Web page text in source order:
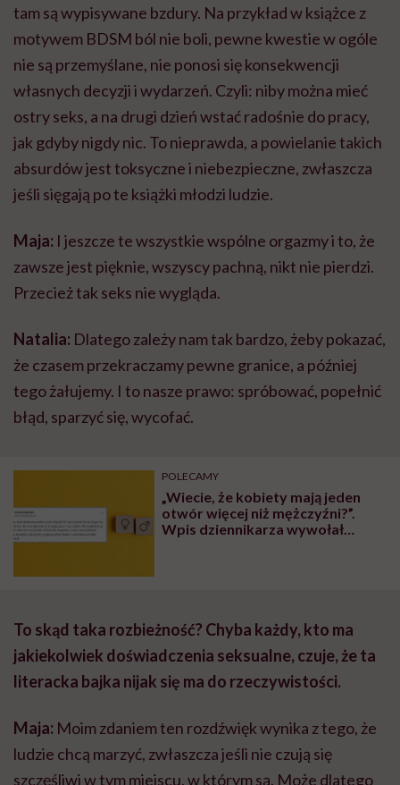
tam są wypisywane bzdury. Na przykład w książce z
motywem BDSM ból nie boli, pewne kwestie w ogóle
nie są przemyślane, nie ponosi się konsekwencji
własnych decyzji i wydarzeń. Czyli: niby można mieć
ostry seks, a na drugi dzień wstać radośnie do pracy,
jak gdyby nigdy nic. To nieprawda, a powielanie takich
absurdów jest toksyczne i niebezpieczne, zwłaszcza
jeśli sięgają po te książki młodzi ludzie.
Maja: I jeszcze te wszystkie wspólne orgazmy i to, że
zawsze jest pięknie, wszyscy pachną, nikt nie pierdzi.
Przecież tak seks nie wygląda.
Natalia: Dlatego zależy nam tak bardzo, żeby pokazać,
że czasem przekraczamy pewne granice, a później
tego żałujemy. I to nasze prawo: spróbować, popełnić
błąd, sparzyć się, wycofać.
POLECAMY
„Wiecie, że kobiety mają jeden
otwór więcej niż mężczyźni?”.
Wpis dziennikarza wywołał
To skąd taka rozbieżność? Chyba każdy, kto ma
jakiekolwiek doświadczenia seksualne, czuje, że ta
literacka bajka nijak się ma do rzeczywistości.
Maja: Moim zdaniem ten rozdźwięk wynika z tego, że
ludzie chcą marzyć, zwłaszcza jeśli nie czują się
szczęśliwi w tym miejscu, w którym są. Może dlatego